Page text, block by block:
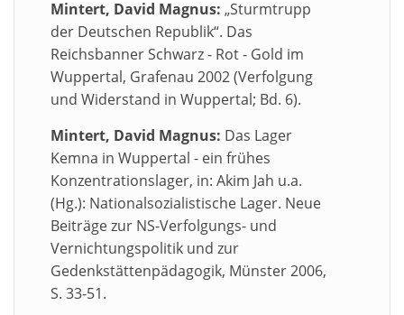
Mintert, David Magnus: „Sturmtrupp
der Deutschen Republik“. Das
Reichsbanner Schwarz - Rot - Gold im
Wuppertal, Grafenau 2002 (Verfolgung
und Widerstand in Wuppertal; Bd. 6).
Mintert, David Magnus: Das Lager
Kemna in Wuppertal - ein frühes
Konzentrationslager, in: Akim Jah u.a.
(Hg.): Nationalsozialistische Lager. Neue
Beiträge zur NS-Verfolgungs- und
Vernichtungspolitik und zur
Gedenkstättenpädagogik, Münster 2006,
S. 33-51.